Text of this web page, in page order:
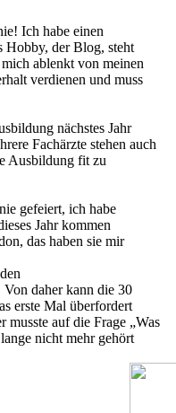
Ich habe einen
Hobby, der Blog, steht
ablenkt von meinen
verdienen und muss
nächstes Jahr
Fachärzte stehen auch
Ausbildung fit zu
gefeiert, ich habe
Jahr kommen
das haben sie mir
Von daher kann die 30
erste Mal überfordert
musste auf die Frage „Was
nicht mehr gehört